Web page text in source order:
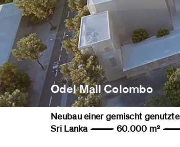
Odel Mall Colombo
Neubau einer gemischt
Sri Lanka — 60.000 m²